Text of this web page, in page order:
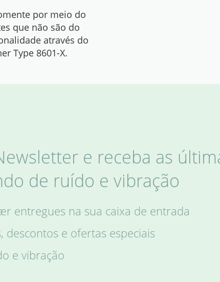
por meio do
que não são do
através do
Type 8601-X.
e receba as
de ruído e vibração
entregues na sua caixa de entrada
e ofertas especiais
e vibração